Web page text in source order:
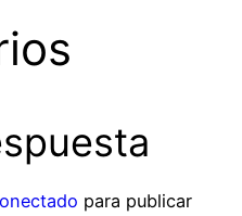
para publicar